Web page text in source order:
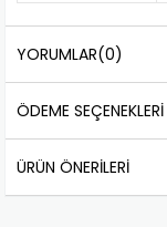
YORUMLAR(0)
ÖDEME SEÇENEKLERI
ÜRÜN ÖNERILERI